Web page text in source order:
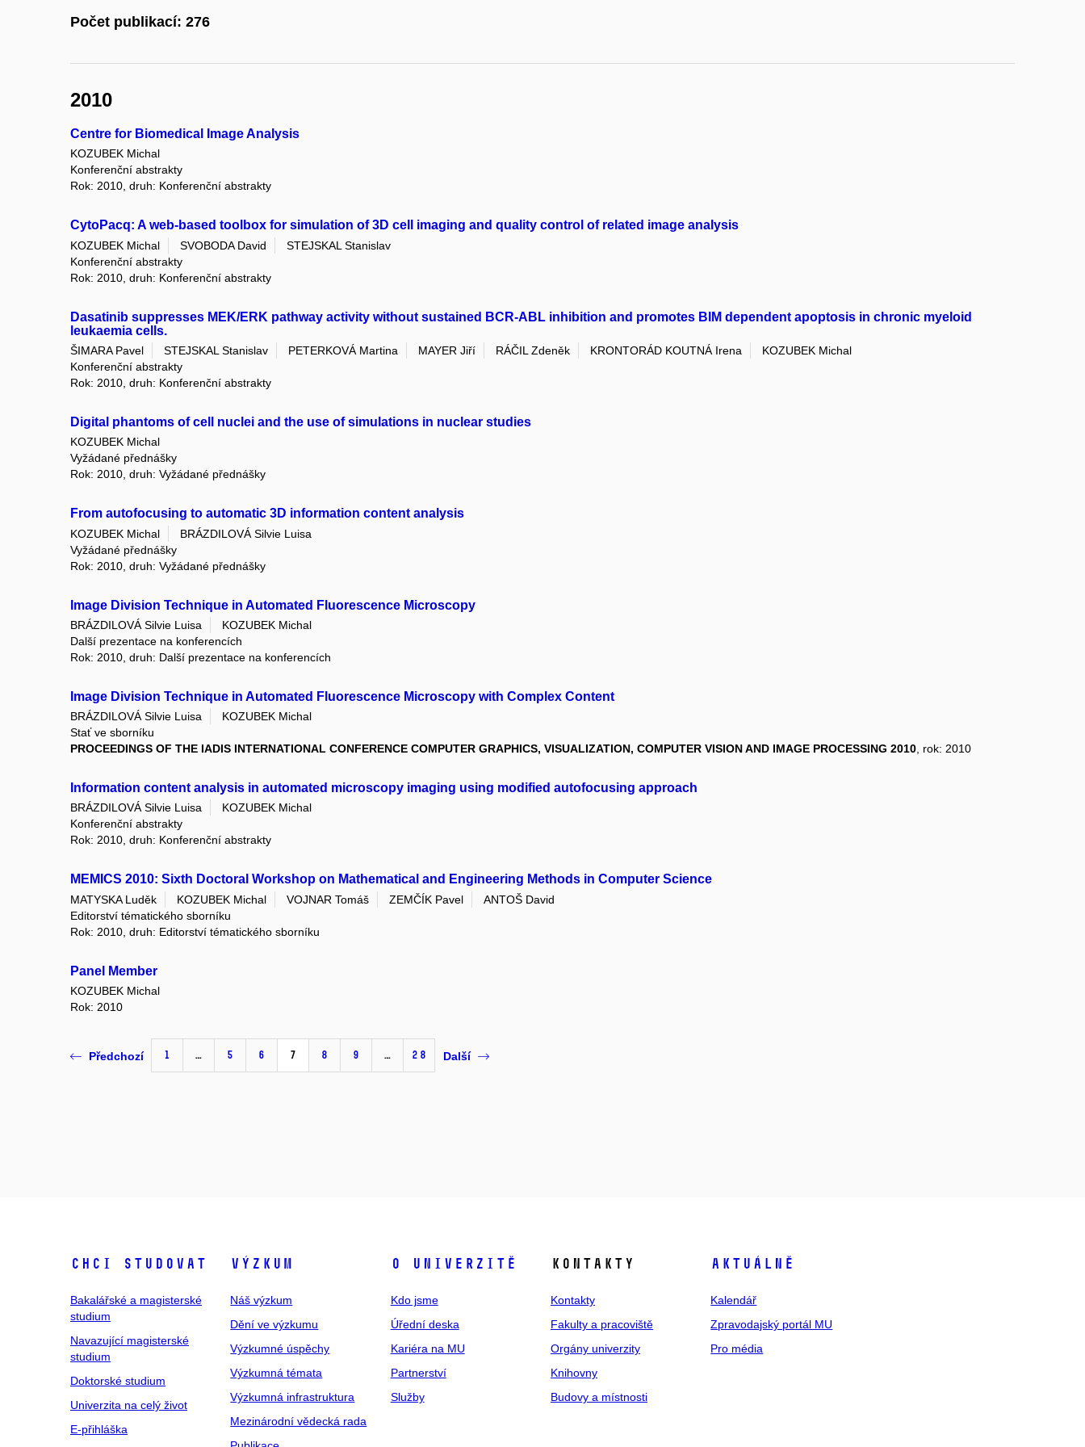
Počet publikací: 276
2010
Centre for Biomedical Image Analysis
KOZUBEK Michal
Konferenční abstrakty
Rok: 2010, druh: Konferenční abstrakty
CytoPacq: A web-based toolbox for simulation of 3D cell imaging and quality control of related image analysis
KOZUBEK Michal SVOBODA David
STEJSKAL Stanislav
Konferenční abstrakty
Rok: 2010, druh: Konferenční abstrakty
Dasatinib suppresses MEK/ERK pathway activity without sustained BCR-ABL inhibition and promotes BIM dependent apoptosis in chronic myeloid
leukaemia cells.
ŠIMARA Pavel STEJSKAL Stanislav PETERKOVÁ Martina MAYER Jiří RÁČIL Zdeněk KRONTORÁD KOUTNÁ Irena
KOZUBEK Michal
Konferenční abstrakty
Rok: 2010, druh: Konferenční abstrakty
Digital phantoms of cell nuclei and the use of simulations in nuclear studies
KOZUBEK Michal
Vyžádané přednášky
Rok: 2010, druh: Vyžádané přednášky
From autofocusing to automatic 3D information content analysis
KOZUBEK Michal
BRÁZDILOVÁ Silvie Luisa
Vyžádané přednášky
Rok: 2010, druh: Vyžádané přednášky
Image Division Technique in Automated Fluorescence Microscopy
BRÁZDILOVÁ Silvie Luisa
KOZUBEK Michal
Další prezentace na konferencích
Rok: 2010, druh: Další prezentace na konferencích
Image Division Technique in Automated Fluorescence Microscopy with Complex Content
BRÁZDILOVÁ Silvie Luisa
KOZUBEK Michal
Stať ve sborníku
PROCEEDINGS OF THE IADIS INTERNATIONAL CONFERENCE COMPUTER GRAPHICS, VISUALIZATION, COMPUTER VISION AND IMAGE PROCESSING 2010 , rok: 2010
Information content analysis in automated microscopy imaging using modified autofocusing approach
BRÁZDILOVÁ Silvie Luisa
KOZUBEK Michal
Konferenční abstrakty
Rok: 2010, druh: Konferenční abstrakty
MEMICS 2010: Sixth Doctoral Workshop on Mathematical and Engineering Methods in Computer Science
MATYSKA Luděk KOZUBEK Michal VOJNAR Tomáš ZEMČÍK Pavel
ANTOŠ David
Editorství tématického sborníku
Rok: 2010, druh: Editorství tématického sborníku
Panel Member
KOZUBEK Michal
Rok: 2010
Předchozí 1 … 5 6 7 8 9 … 28 Další
Chci studovat
Bakalářské a magisterské
studium
Navazující magisterské
studium
Doktorské studium
Univerzita na celý život
E-přihláška
Výzkum
Náš výzkum
Dění ve výzkumu
Výzkumné úspěchy
Výzkumná témata
Výzkumná infrastruktura
Mezinárodní vědecká rada
O univerzitě
Kdo jsme
Úřední deska
Kariéra na MU
Partnerství
Služby
Kontakty
Kontakty
Fakulty a pracoviště
Orgány univerzity
Knihovny
Budovy a místnosti
Aktuálně
Kalendář
Zpravodajský portál MU
Pro média